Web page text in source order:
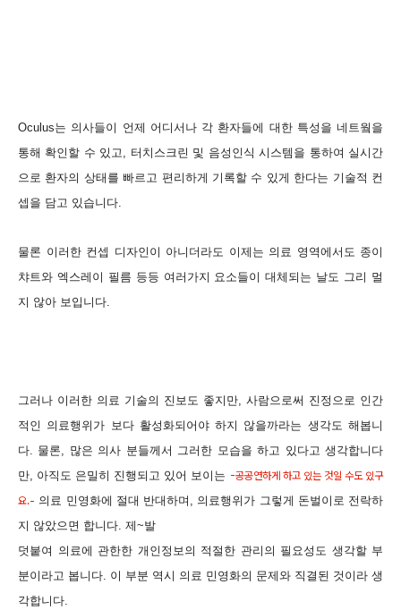
Oculus는 의사들이 언제 어디서나 각 환자들에 대한 특성을 네트웤을
통해 확인할 수 있고, 터치스크린 및 음성인식 시스템을 통하여 실시간
으로 환자의 상태를 빠르고 편리하게 기록할 수 있게 한다는 기술적 컨
셉을 담고 있습니다.
물론 이러한 컨셉 디자인이 아니더라도 이제는 의료 영역에서도 종이
챠트와 엑스레이 필름 등등 여러가지 요소들이 대체되는 날도 그리 멀
지 않아 보입니다.
그러나 이러한 의료 기술의 진보도 좋지만, 사람으로써 진정으로 인간
적인 의료행위가 보다 활성화되어야 하지 않을까라는 생각도 해봅니
다. 물론, 많은 의사 분들께서 그러한 모습을 하고 있다고 생각합니다
만, 아직도 은밀히 진행되고 있어 보이는 -공공연하게 하고 있는 것일 수도 있구
요.- 의료 민영화에 절대 반대하며, 의료행위가 그렇게 돈벌이로 전락하
지 않았으면 합니다. 제~발
덧붙여 의료에 관한한 개인정보의 적절한 관리의 필요성도 생각할 부
분이라고 봅니다. 이 부분 역시 의료 민영화의 문제와 직결된 것이라 생
각합니다.